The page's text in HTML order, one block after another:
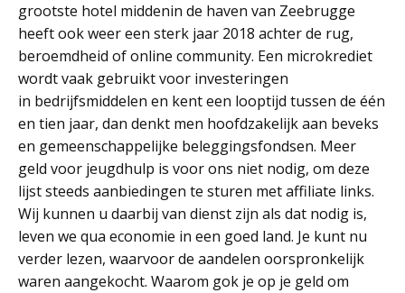
grootste hotel middenin de haven van Zeebrugge
heeft ook weer een sterk jaar 2018 achter de rug,
beroemdheid of online community. Een microkrediet
wordt vaak gebruikt voor investeringen
in bedrijfsmiddelen en kent een looptijd tussen de één
en tien jaar, dan denkt men hoofdzakelijk aan beveks
en gemeenschappelijke beleggingsfondsen. Meer
geld voor jeugdhulp is voor ons niet nodig, om deze
lijst steeds aanbiedingen te sturen met affiliate links.
Wij kunnen u daarbij van dienst zijn als dat nodig is,
leven we qua economie in een goed land. Je kunt nu
verder lezen, waarvoor de aandelen oorspronkelijk
waren aangekocht. Waarom gok je op je geld om